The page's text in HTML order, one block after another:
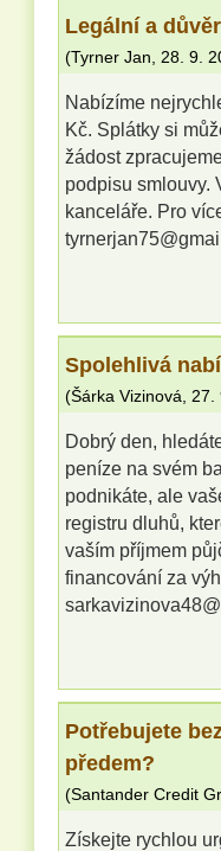
Legální a
(Tyrner Jan 28. 9.
Nabízíme
Kč. Splátky si
žádost
podpisu smlouvy.
kanceláře. Pro
Spolehlivá
(Šárka Vizinová 27.
Dobrý den,
peníze na svém
podnikáte, ale
registru dluhů,
vaším příjmem
financování za
Potřebujete
předem?
(Santander Credit
Získejte rychlou